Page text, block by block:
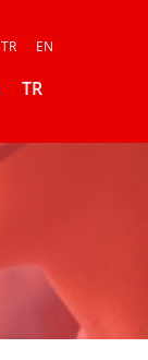
TR EN
TR